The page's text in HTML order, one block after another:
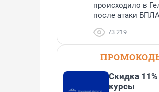
происходило в
после атаки
73 219
Скидка
курсы